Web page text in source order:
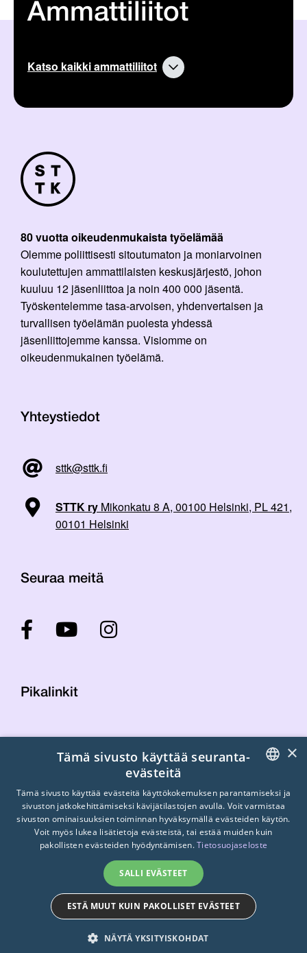
Ammattiliitot
Katso kaikki ammattiliitot
80 vuotta oikeudenmukaista työelämää
Olemme poliittisesti sitoutumaton ja moniarvoinen
koulutettujen ammattilaisten keskusjärjestö, johon
kuuluu 12 jäsenliittoa ja noin 400 000 jäsentä.
Työskentelemme tasa-arvoisen, yhdenvertaisen ja
turvallisen työelämän puolesta yhdessä
jäsenliittojemme kanssa. Visiomme on
oikeudenmukainen työelämä.
Yhteystiedot
sttk@sttk.fi
STTK ry Mikonkatu 8 A, 00100 Helsinki, PL 421,
00101 Helsinki
Seuraa meitä
Pikalinkit
Laskutustiedot
Tietosuojaseloste
Turvallisemman tilan periaatteet
© 2026 STTK. Made with ❤ byAvoin.Systems
FINNISH
SWEDISH
×
Tämä sivusto käyttää seuranta-
evästeitä
Tämä sivusto käyttää evästeitä käyttökokemuksen parantamiseksi ja
sivuston jatkokehittämiseksi kävijätilastojen avulla. Voit varmistaa
sivuston ominaisuuksien toiminnan hyväksymällä evästeiden käytön.
Voit myös lukea lisätietoja evästeistä, tai estää muiden kuin
pakollisten evästeiden hyödyntämisen.Tietosuojaseloste
SALLI EVÄSTEET
ESTÄ MUUT KUIN PAKOLLISET EVÄSTEET
NÄYTÄ YKSITYISKOHDAT